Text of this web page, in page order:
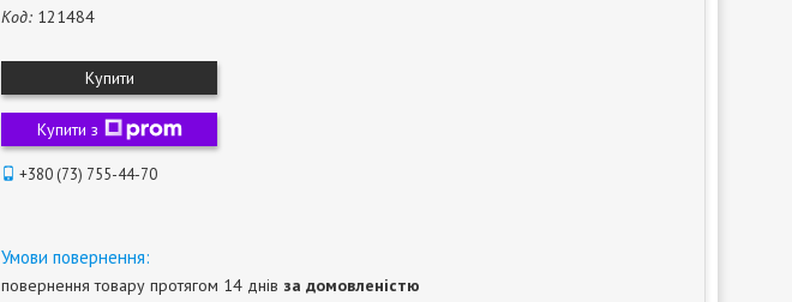
Код: 121484
Купити
Купити з
+380 (73) 755-44-70
повернення товару протягом 14 днів за домовленістю